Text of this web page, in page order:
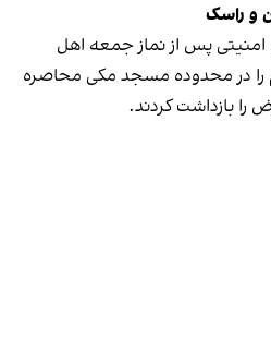
و راسک
پس از نماز جمعه اهل
را در محدوده مسجد مکی محاصره
را بازداشت کردند.